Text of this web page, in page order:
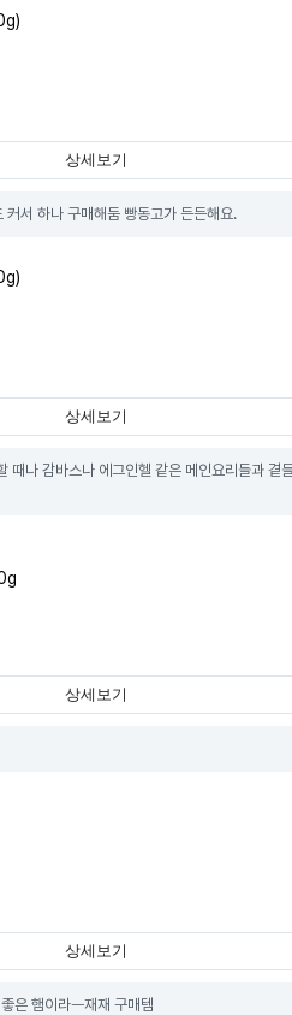
상세보기
서 하나 구매해둠 빵동고가 든든해요.
상세보기
나 감바스나 에그인헬 같은 메인요리들과 곁
상세보기
상세보기
은 햄이라ㅡ재재 구매템